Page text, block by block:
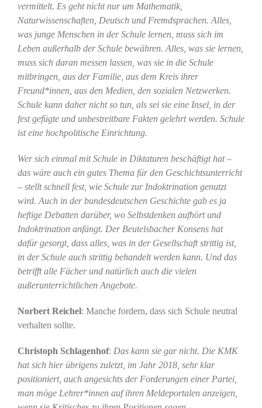
vermittelt. Es geht nicht nur um Mathematik,
Naturwissenschaften, Deutsch und Fremdsprachen. Alles,
was junge Menschen in der Schule lernen, muss sich im
Leben außerhalb der Schule bewähren. Alles, was sie lernen,
muss sich daran messen lassen, was sie in die Schule
mitbringen, aus der Familie, aus dem Kreis ihrer
Freund*innen, aus den Medien, den sozialen Netzwerken.
Schule kann daher nicht so tun, als sei sie eine Insel, in der
fest gefügte und unbestreitbare Fakten gelehrt werden. Schule
ist eine hochpolitische Einrichtung.
Wer sich einmal mit Schule in Diktaturen beschäftigt hat –
das wäre auch ein gutes Thema für den Geschichtsunterricht
– stellt schnell fest, wie Schule zur Indoktrination genutzt
wird. Auch in der bundesdeutschen Geschichte gab es ja
heftige Debatten darüber, wo Selbstdenken aufhört und
Indoktrination anfängt. Der Beutelsbacher Konsens hat
dafür gesorgt, dass alles, was in der Gesellschaft strittig ist,
in der Schule auch strittig behandelt werden kann. Und das
betrifft alle Fächer und natürlich auch die vielen
außerunterrichtlichen Angebote.
Norbert Reichel: Manche fordern, dass sich Schule neutral
verhalten sollte.
Christoph Schlagenhof: Das kann sie gar nicht. Die KMK
hat sich hier übrigens zuletzt, im Jahr 2018, sehr klar
positioniert, auch angesichts der Forderungen einer Partei,
man möge Lehrer*innen auf ihren Meldeportalen anzeigen,